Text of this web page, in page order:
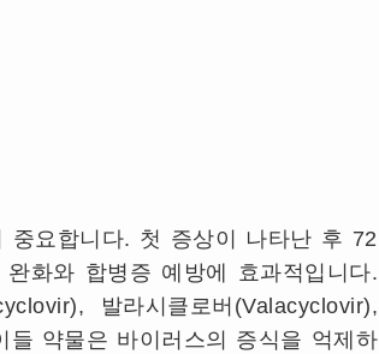
중요합니다. 첫 증상이 나타난 후 72
화와 합병증 예방에 효과적입니다.
발라시클로버(Valacyclovir),
약물은 바이러스의 증식을 억제하